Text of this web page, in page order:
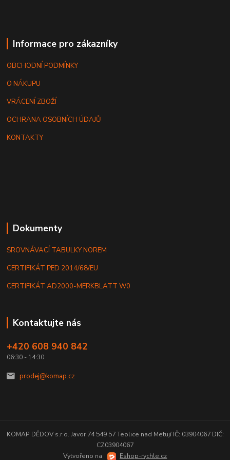
Informace pro zákazníky
OBCHODNÍ PODMÍNKY
O NÁKUPU
VRÁCENÍ ZBOŽÍ
OCHRANA OSOBNÍCH ÚDAJŮ
KONTAKTY
Dokumenty
SROVNÁVACÍ TABULKY NOREM
CERTIFIKÁT PED 2014/68/EU
CERTIFIKÁT AD2000-MERKBLATT W0
Kontaktujte nás
+420 608 940 842
06:30 - 14:30
prodej@komap.cz
KOMAP DĚDOV s.r.o. Javor 74 549 57 Teplice nad Metují IČ: 03904067 DIČ:
CZ03904067
Vytvořeno na
Eshop-rychle.cz